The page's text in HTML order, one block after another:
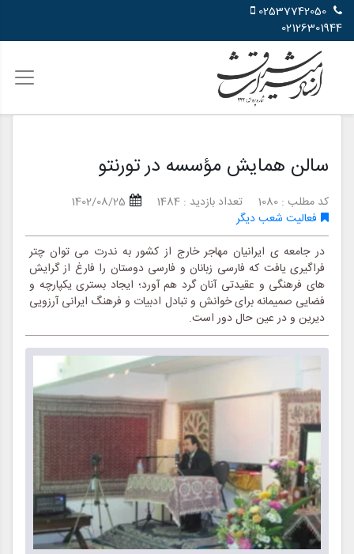
02126301944
سالن همایش مؤسسه در تورنتو
کد مطلب : 1080 تعداد بازدید : 1484
1402/08/25
فعالیت شعب دیگر
در جامعه ی ایرانیان مهاجر خارج از کشور به ندرت می توان چتر
فراگیری یافت که فارسی زبانان و فارسی دوستان را فارغ از گرایش
های فرهنگی و عقیدتی آنان گرد هم آورد؛ ایجاد بستری یکپارچه و
فضایی صمیمانه برای خوانش و تبادل ادبیات و فرهنگ ایرانی آرزویی
دیرین و در عین حال دور است.